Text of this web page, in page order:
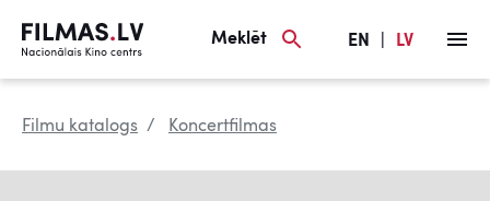
Meklēt EN LV
Filmu katalogs Koncertfilmas